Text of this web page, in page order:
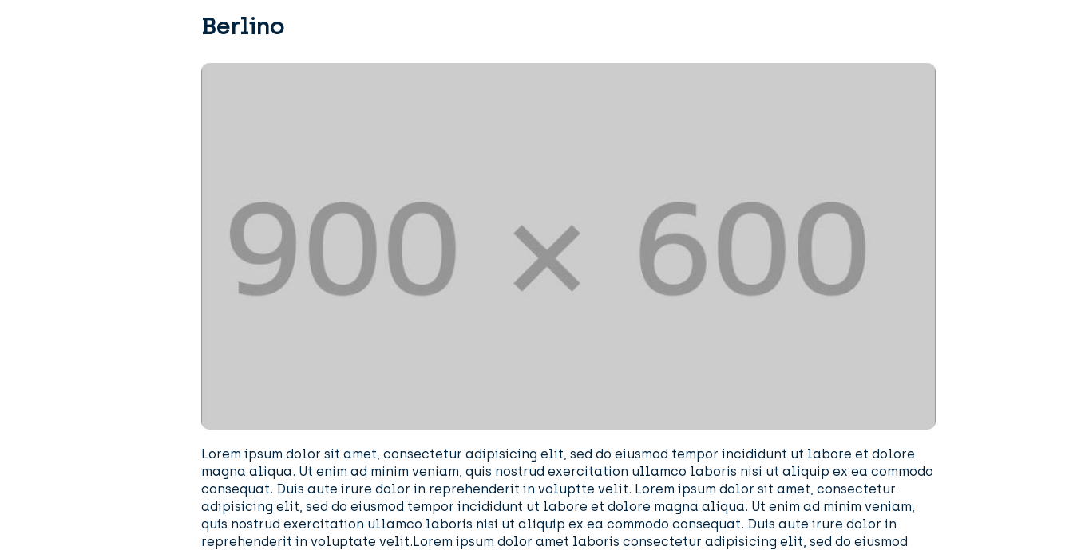
Berlino
Lorem ipsum dolor sit amet, consectetur adipisicing elit, sed do eiusmod tempor incididunt ut labore et dolore
magna aliqua. Ut enim ad minim veniam, quis nostrud exercitation ullamco laboris nisi ut aliquip ex ea commodo
consequat. Duis aute irure dolor in reprehenderit in voluptte velit. Lorem ipsum dolor sit amet, consectetur
adipisicing elit, sed do eiusmod tempor incididunt ut labore et dolore magna aliqua. Ut enim ad minim veniam,
quis nostrud exercitation ullamco laboris nisi ut aliquip ex ea commodo consequat. Duis aute irure dolor in
reprehenderit in voluptate velit.Lorem ipsum dolor amet laboris consectetur adipisicing elit, sed do eiusmod